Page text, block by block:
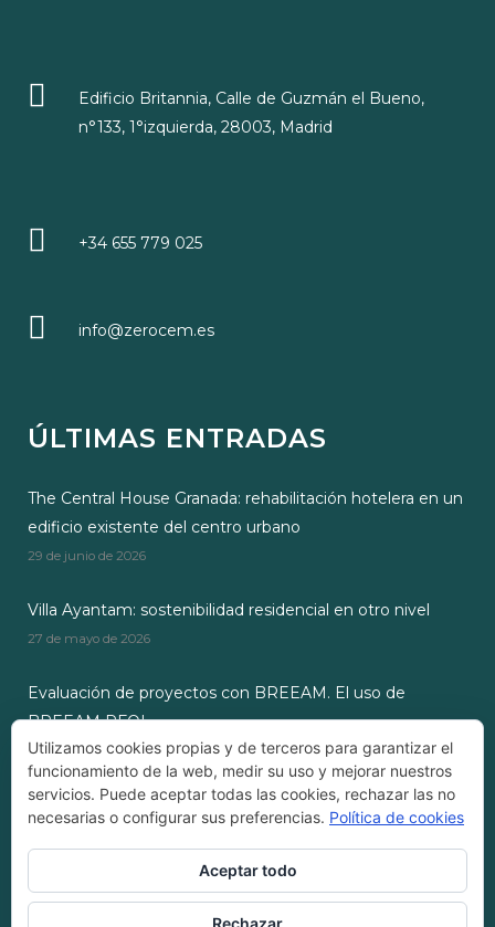
Edificio Britannia, Calle de Guzmán el Bueno,
n°133, 1°izquierda, 28003, Madrid
+34 655 779 025
info@zerocem.es
ÚLTIMAS ENTRADAS
The Central House Granada: rehabilitación hotelera en un
edificio existente del centro urbano
29 de junio de 2026
Villa Ayantam: sostenibilidad residencial en otro nivel
27 de mayo de 2026
Evaluación de proyectos con BREEAM. El uso de
BREEAM RFOI
28 de octubre de 2024
Empresa Registrada ZEROCEM®
Utilizamos cookies propias y de terceros para garantizar el
funcionamiento de la web, medir su uso y mejorar nuestros
servicios. Puede aceptar todas las cookies, rechazar las no
necesarias o configurar sus preferencias. Política de cookies
Aceptar todo
Rechazar